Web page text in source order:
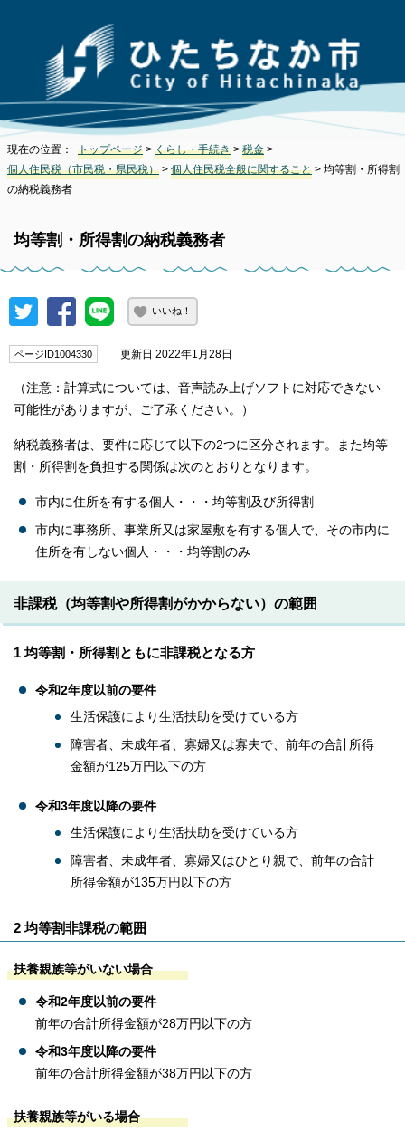
現在の位置： トップページ > くらし・手続き > 税金 >
個人住民税（市民税・県民税） > 個人住民税全般に関すること > 均等割・所得割
の納税義務者
均等割・所得割の納税義務者
いいね！
ページID1004330 更新日 2022年1月28日
（注意：計算式については、音声読み上げソフトに対応できない
可能性がありますが、ご了承ください。）
納税義務者は、要件に応じて以下の2つに区分されます。また均等
割・所得割を負担する関係は次のとおりとなります。
市内に住所を有する個人・・・均等割及び所得割
市内に事務所、事業所又は家屋敷を有する個人で、その市内に
住所を有しない個人・・・均等割のみ
非課税（均等割や所得割がかからない）の範囲
1 均等割・所得割ともに非課税となる方
令和2年度以前の要件
生活保護により生活扶助を受けている方
障害者、未成年者、寡婦又は寡夫で、前年の合計所得
金額が125万円以下の方
令和3年度以降の要件
生活保護により生活扶助を受けている方
障害者、未成年者、寡婦又はひとり親で、前年の合計
所得金額が135万円以下の方
2 均等割非課税の範囲
扶養親族等がいない場合
令和2年度以前の要件
前年の合計所得金額が28万円以下の方
令和3年度以降の要件
前年の合計所得金額が38万円以下の方
扶養親族等がいる場合